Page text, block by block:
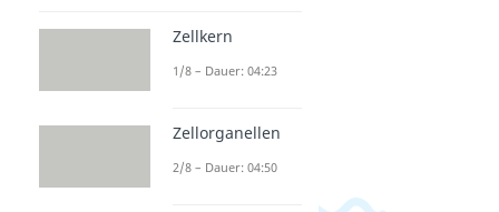
Zellkern
1/8 – Dauer: 04:23
Zellorganellen
2/8 – Dauer: 04:50